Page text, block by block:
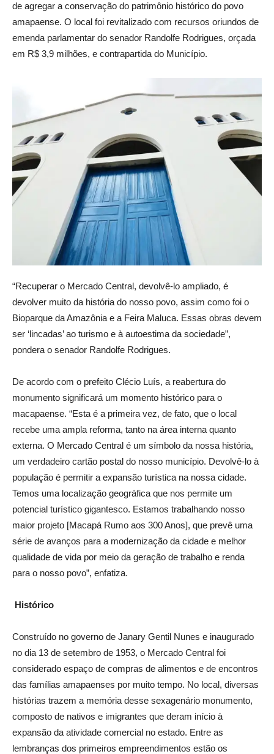
de agregar a conservação do patrimônio histórico do povo
amapaense. O local foi revitalizado com recursos oriundos de
emenda parlamentar do senador Randolfe Rodrigues, orçada
em R$ 3,9 milhões, e contrapartida do Município.
“Recuperar o Mercado Central, devolvê-lo ampliado, é
devolver muito da história do nosso povo, assim como foi o
Bioparque da Amazônia e a Feira Maluca. Essas obras devem
ser ‘lincadas’ ao turismo e à autoestima da sociedade”,
pondera o senador Randolfe Rodrigues.
De acordo com o prefeito Clécio Luís, a reabertura do
monumento significará um momento histórico para o
macapaense. “Esta é a primeira vez, de fato, que o local
recebe uma ampla reforma, tanto na área interna quanto
externa. O Mercado Central é um símbolo da nossa história,
um verdadeiro cartão postal do nosso município. Devolvê-lo à
população é permitir a expansão turística na nossa cidade.
Temos uma localização geográfica que nos permite um
potencial turístico gigantesco. Estamos trabalhando nosso
maior projeto [Macapá Rumo aos 300 Anos], que prevê uma
série de avanços para a modernização da cidade e melhor
qualidade de vida por meio da geração de trabalho e renda
para o nosso povo”, enfatiza.
Histórico
Construído no governo de Janary Gentil Nunes e inaugurado
no dia 13 de setembro de 1953, o Mercado Central foi
considerado espaço de compras de alimentos e de encontros
das famílias amapaenses por muito tempo. No local, diversas
histórias trazem a memória desse sexagenário monumento,
composto de nativos e imigrantes que deram início à
expansão da atividade comercial no estado. Entre as
lembranças dos primeiros empreendimentos estão os